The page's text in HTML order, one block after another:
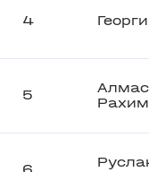
4
5
Алмас